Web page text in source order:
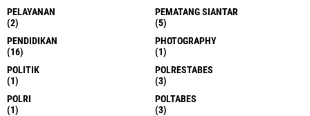
PELAYANAN
(2)
PEMATANG SIANTAR
(5)
PENDIDIKAN
(16)
PHOTOGRAPHY
(1)
POLITIK
(1)
POLRESTABES
(3)
POLRI
(1)
POLTABES
(3)